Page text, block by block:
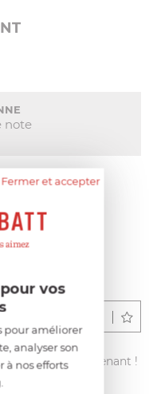
note
?
clients dès maintenant !
Fermer et accepter
vos
pour améliorer
analyser son
nos efforts